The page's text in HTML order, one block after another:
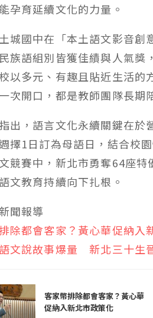
孕育延續文化的力量。
城國中在「本土語文影音
族語組別皆獲佳績與人氣獎
以多元、有趣且貼近生活的
次開口，都是教師團隊長期
出，語言文化永續關鍵在於
擇1日訂為母語日，結合校
競賽中，新北市勇奪64座特
文教育持續向下扎根。
聞報導
除都會客家？黃心華促納入
文說故事爆量 新北三十生
客家幣排除都會客家？黃心華
促納入新北市政策化